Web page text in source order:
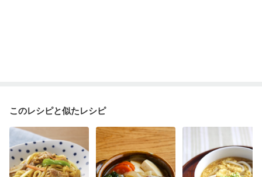
このレシピと似たレシピ